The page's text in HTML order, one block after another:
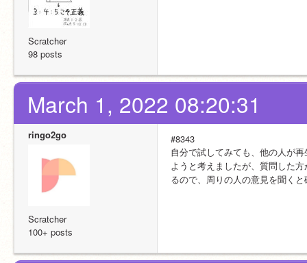
Scratcher
98 posts
March 1, 2022 08:20:31
ringo2go
Scratcher
100+ posts
#8343
自分で試してみても、他の人が
ようと考えましたが、質問した
るので、周りの人の意見を聞く